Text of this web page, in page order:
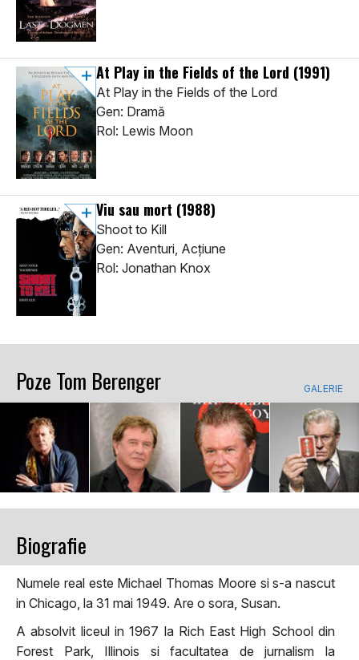
At Play in the Fields of the Lord (1991)
At Play in the Fields of the Lord
Gen: Dramă
Rol: Lewis Moon
Viu sau mort (1988)
Shoot to Kill
Gen: Aventuri, Acţiune
Rol: Jonathan Knox
Poze Tom Berenger GALERIE
Biografie
Numele real este Michael Thomas Moore si s-a nascut
in Chicago, la 31 mai 1949. Are o sora, Susan.
A absolvit liceul in 1967 la Rich East High School din
Forest Park, Illinois si facultatea de jurnalism la